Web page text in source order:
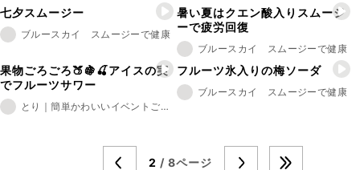
七夕スムージー
ブルースカイ スムージーで健康
暑い夏はクエン酸入りスムージ
ーで疲労回復
ブルースカイ スムージーで健康
果物ごろごろ🍑🍇🍒アイスの実
でフルーツサワー
とり｜簡単かわいいイベントごはん
フルーツ氷入りの梅ソーダ
ブルースカイ スムージーで健康
2 / 8ページ